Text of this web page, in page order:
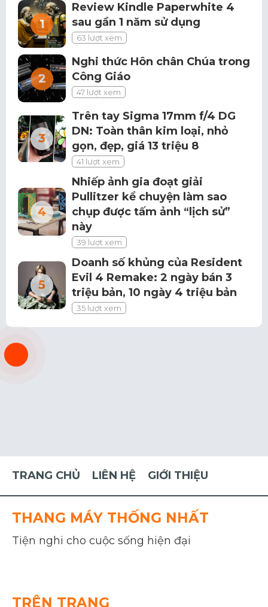
Review Kindle Paperwhite 4
sau gần 1 năm sử dụng
63 lượt xem
Nghi thức Hôn chân Chúa trong
Công Giáo
47 lượt xem
Trên tay Sigma 17mm f/4 DG
DN: Toàn thân kim loại, nhỏ
gọn, đẹp, giá 13 triệu 8
41 lượt xem
Nhiếp ảnh gia đoạt giải
Pullitzer kể chuyện làm sao
chụp được tấm ảnh “lịch sử”
này
39 lượt xem
Doanh số khủng của Resident
Evil 4 Remake: 2 ngày bán 3
triệu bản, 10 ngày 4 triệu bản
35 lượt xem
TRANG CHỦ LIÊN HỆ GIỚI THIỆU
THANG MÁY THỐNG NHẤT
Tiện nghi cho cuộc sống hiện đại
TRÊN TRANG